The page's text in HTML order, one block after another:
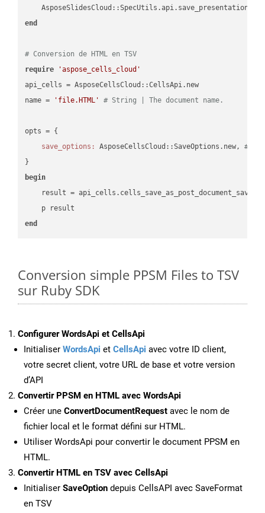
end
# Conversion de HTML en TSV
require
'aspose_cells_cloud'
api_cells = AsposeCellsCloud::CellsApi.new
name =
'file.HTML' # String | The document name.
opts = {
save_options:
AsposeCellsCloud::SaveOptions.new, #
begin
result =
end
Conversion simple PPSM Files to TSV
sur Ruby SDK
Configurer WordsApi et CellsApi
Initialiser WordsApi et CellsApi avec votre ID client,
votre secret client, votre URL de base et votre version
d’API
Convertir PPSM en HTML avec WordsApi
Créer une ConvertDocumentRequest avec le nom de
fichier local et le format défini sur HTML.
Utiliser WordsApi pour convertir le document PPSM en
HTML.
Convertir HTML en TSV avec CellsApi
Initialiser SaveOption depuis CellsAPI avec SaveFormat
en TSV